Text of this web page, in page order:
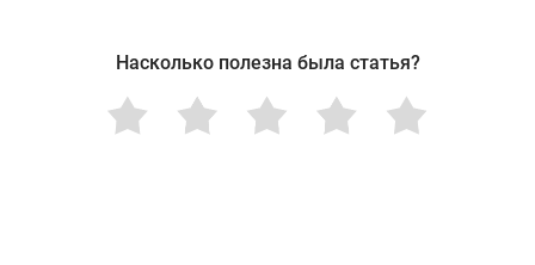
Насколько полезна была статья?